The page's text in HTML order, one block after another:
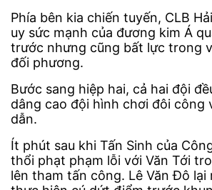
Phía bên kia chiến tuyến, CLB
uy sức mạnh của đương kim Á
trước nhưng cũng bất lực trong
đối phương.
Bước sang hiệp hai, cả hai đội
dâng cao đội hình chơi đôi công
dẫn.
Ít phút sau khi Tấn Sinh của
thổi phạt phạm lỗi với Văn Tới
lên tham tấn công. Lê Văn Đô lại